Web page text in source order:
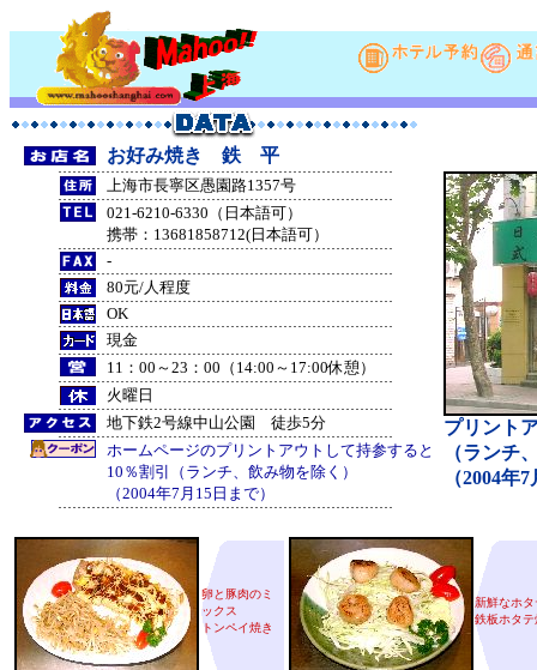
お好み焼き 鉄 平
上海市長寧区愚園路1357号
021-6210-6330（日本語可）
携帯：13681858712(日本語可）
-
80元/人程度
OK
現金
11：00～23：00（14:00～17:00休憩）
火曜日
地下鉄2号線中山公園 徒歩5分
ホームページのプリントアウトして持参すると
10％割引（ランチ、飲み物を除く）
（2004年7月15日まで）
プリント
（ランチ
（2004年
卵と豚肉のミ
ックス
トンペイ焼き
新鮮なホタ
鉄板ホタテ